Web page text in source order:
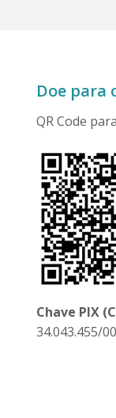
Doe para
QRCode
Chave PIX
34.043.455/